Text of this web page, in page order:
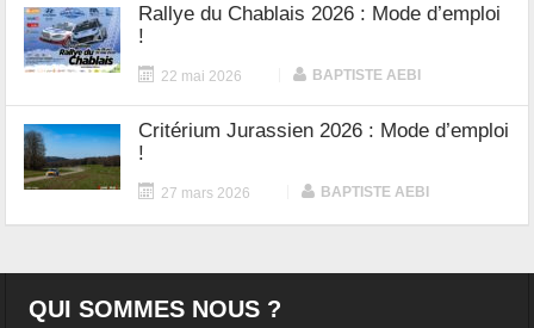
Rallye du Chablais 2026 : Mode d’emploi
!
22 mai 2026 BAPTISTE AEBI
Critérium Jurassien 2026 : Mode d’emploi
!
27 mars 2026 BAPTISTE AEBI
QUI SOMMES NOUS ?